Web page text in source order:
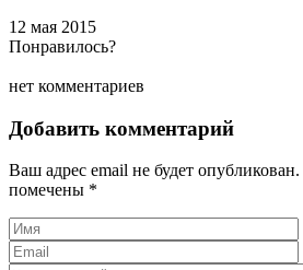
12 мая 2015
Понравилось?
нет комментариев
Добавить комментарий
Ваш адрес email не будет опубликован.
помечены *